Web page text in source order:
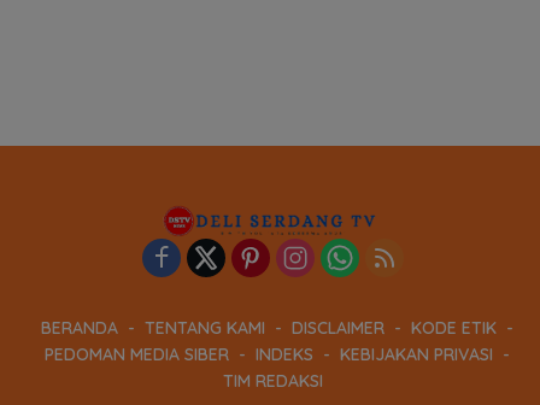
BERANDA TENTANG KAMI DISCLAIMER
KODE ETIK
PEDOMAN MEDIA SIBER
INDEKS
KEBIJAKAN PRIVASI
TIM REDAKSI